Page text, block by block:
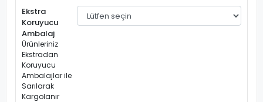
Ekstra
Koruyucu
Ambalaj
Ürünleriniz
Ekstradan
Koruyucu
Ambalajlar ile
Sarılarak
Kargolanır